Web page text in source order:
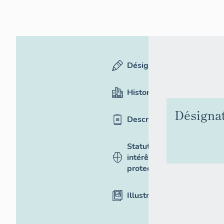
Désignation
Historique
Description
Statut,
intérêt et
protection
Illustrations